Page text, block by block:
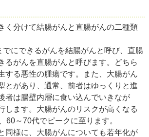
く分けて結腸がんと直腸がんの二種類
にできるがんを結腸がんと呼び、直腸
るがんを直腸がんと呼びます。どちら
する悪性の腫瘍です。また、大腸がん
とがあり、通常、前者はゆっくりと進
者は腸壁内層に食い込んでいきなが
します。大腸がんのリスクが高くなる
60～70代でピークに至ります。
同様に、大腸がんについても若年化が